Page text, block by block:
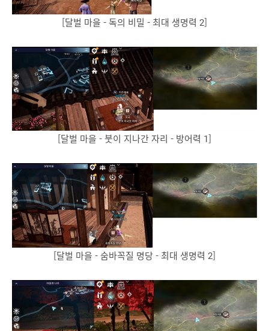
[달벌 마을 - 독의 비밀 - 최대 생명력 2]
[달벌 마을 - 붓이 지나간 자리 - 방어력 1]
[달벌 마을 - 숨바꼭질 명당 - 최대 생명력 2]